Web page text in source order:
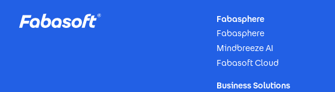
Fabasphere
Fabasphere
Mindbreeze AI
Fabasoft Cloud
Business Solutions